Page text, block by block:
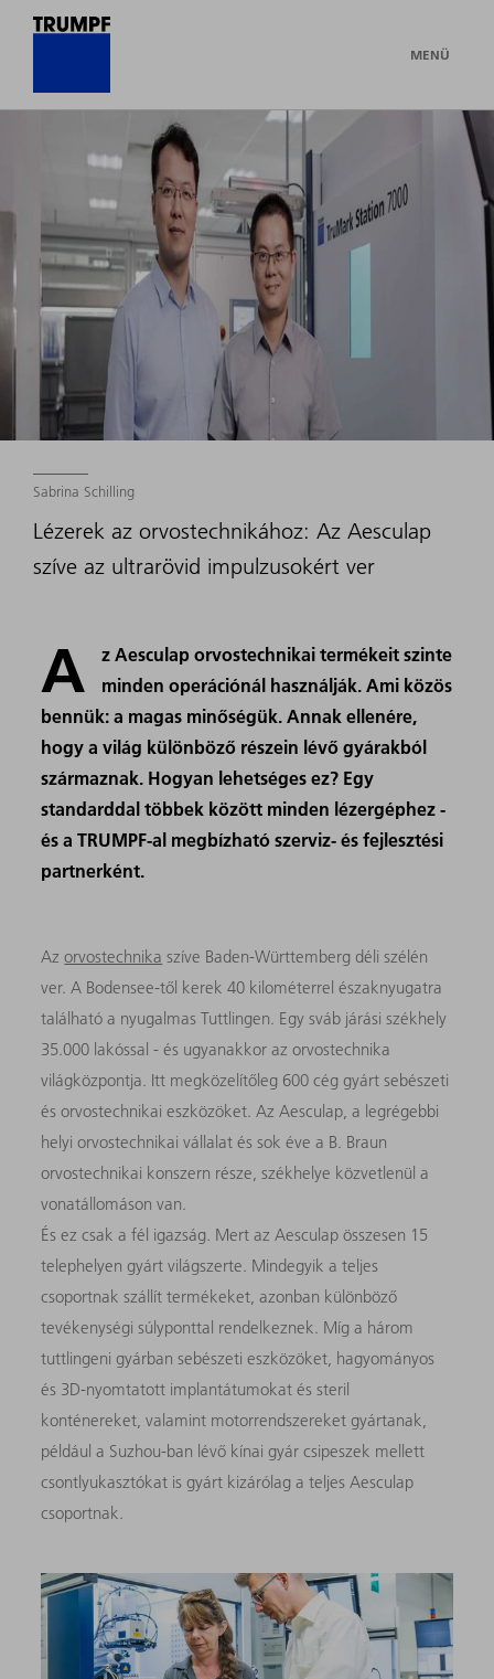
MENÜ
Sabrina Schilling
Lézerek az orvostechnikához: Az Aesculap
szíve az ultrarövid impulzusokért ver
A
z Aesculap orvostechnikai termékeit szinte
minden operációnál használják. Ami közös
bennük: a magas minőségük. Annak ellenére,
hogy a világ különböző részein lévő gyárakból
származnak. Hogyan lehetséges ez? Egy
standarddal többek között minden lézergéphez -
és a TRUMPF-al megbízható szerviz- és fejlesztési
partnerként.
Azorvostechnika szíve Baden-Württemberg déli szélén
ver. A Bodensee-től kerek 40 kilométerrel északnyugatra
található a nyugalmas Tuttlingen. Egy sváb járási székhely
35.000 lakóssal - és ugyanakkor az orvostechnika
világközpontja. Itt megközelítőleg 600 cég gyárt sebészeti
és orvostechnikai eszközöket. Az Aesculap, a legrégebbi
helyi orvostechnikai vállalat és sok éve a B. Braun
orvostechnikai konszern része, székhelye közvetlenül a
vonatállomáson van.
És ez csak a fél igazság. Mert az Aesculap összesen 15
telephelyen gyárt világszerte. Mindegyik a teljes
csoportnak szállít termékeket, azonban különböző
tevékenységi súlyponttal rendelkeznek. Míg a három
tuttlingeni gyárban sebészeti eszközöket, hagyományos
és 3D-nyomtatott implantátumokat és steril
konténereket, valamint motorrendszereket gyártanak,
például a Suzhou-ban lévő kínai gyár csipeszek mellett
csontlyukasztókat is gyárt kizárólag a teljes Aesculap
csoportnak.